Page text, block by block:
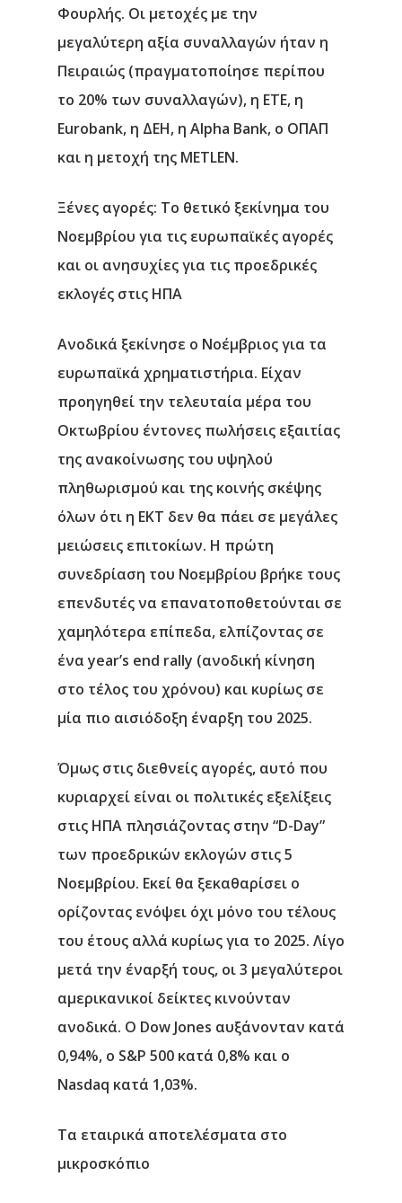
Φουρλής. Οι μετοχές με την
μεγαλύτερη αξία συναλλαγών ήταν η
Πειραιώς (πραγματοποίησε περίπου
το 20% των συναλλαγών), η ΕΤΕ, η
Eurobank, η ΔΕΗ, η Alpha Bank, ο ΟΠΑΠ
και η μετοχή της METLEN.
Ξένες αγορές: Το θετικό ξεκίνημα του
Νοεμβρίου για τις ευρωπαϊκές αγορές
και οι ανησυχίες για τις προεδρικές
εκλογές στις ΗΠΑ
Ανοδικά ξεκίνησε ο Νοέμβριος για τα
ευρωπαϊκά χρηματιστήρια. Είχαν
προηγηθεί την τελευταία μέρα του
Οκτωβρίου έντονες πωλήσεις εξαιτίας
της ανακοίνωσης του υψηλού
πληθωρισμού και της κοινής σκέψης
όλων ότι η ΕΚΤ δεν θα πάει σε μεγάλες
μειώσεις επιτοκίων. Η πρώτη
συνεδρίαση του Νοεμβρίου βρήκε τους
επενδυτές να επανατοποθετούνται σε
χαμηλότερα επίπεδα, ελπίζοντας σε
ένα year’s end rally (ανοδική κίνηση
στο τέλος του χρόνου) και κυρίως σε
μία πιο αισιόδοξη έναρξη του 2025.
Όμως στις διεθνείς αγορές, αυτό που
κυριαρχεί είναι οι πολιτικές εξελίξεις
στις ΗΠΑ πλησιάζοντας στην “D-Day”
των προεδρικών εκλογών στις 5
Νοεμβρίου. Εκεί θα ξεκαθαρίσει ο
ορίζοντας ενόψει όχι μόνο του τέλους
του έτους αλλά κυρίως για το 2025. Λίγο
μετά την έναρξή τους, οι 3 μεγαλύτεροι
αμερικανικοί δείκτες κινούνταν
ανοδικά. Ο Dow Jones αυξάνονταν κατά
0,94%, ο S&P 500 κατά 0,8% και ο
Nasdaq κατά 1,03%.
Τα εταιρικά αποτελέσματα στο
μικροσκόπιο
Νέα
Επικοινωνία